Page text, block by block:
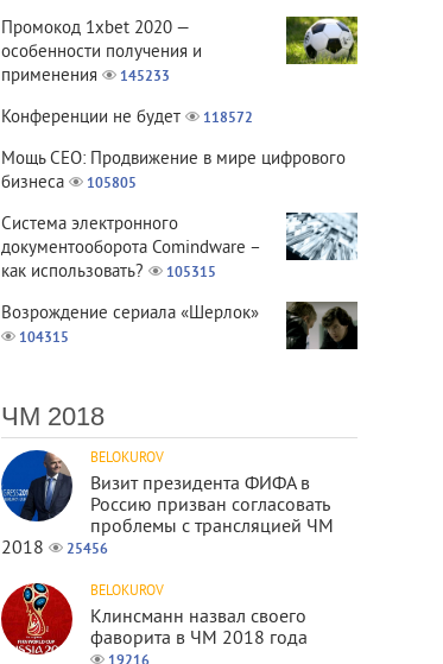
Промокод 1xbet 2020 —
особенности получения и
применения
145233
Конференции не будет 118572
Мощь СЕО: Продвижение в мире цифрового
бизнеса
105805
Система электронного
документооборота Comindware –
как использовать?
105315
Возрождение сериала «Шерлок»
104315
ЧМ 2018
BELOKUROV
Визит президента ФИФА в
Россию призван согласовать
проблемы с трансляцией ЧМ
2018
25456
BELOKUROV
Клинсманн назвал своего
фаворита в ЧМ 2018 года